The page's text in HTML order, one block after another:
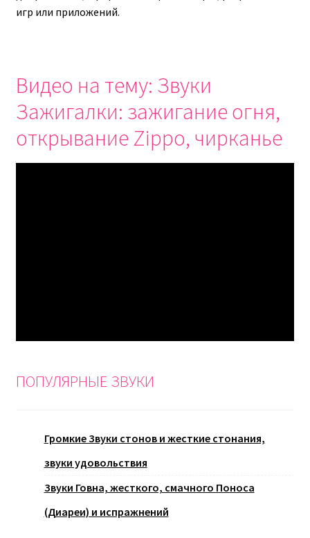
игр или приложений.
Видео на тему: Звуки
Зажигалки: зажигание огня,
открывание Zippo, чирканье
ПОПУЛЯРНЫЕ ЗВУКИ
Громкие Звуки стонов и жесткие стонания,
звуки удовольствия
Звуки Говна, жесткого, смачного Поноса
(Диареи) и испражнений